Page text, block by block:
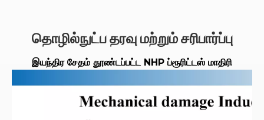
தொழில்நுட்ப தரவு மற்றும் சரிபார்ப்பு
இயந்திர சேதம் தூண்டப்பட்ட NHP ப்ரூரிட்டஸ் மாதிரி